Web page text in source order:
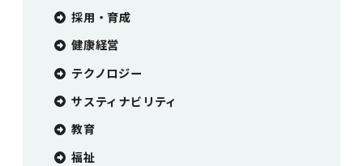
採用・育成
健康経営
テクノロジー
サスティナビリティ
教育
福祉